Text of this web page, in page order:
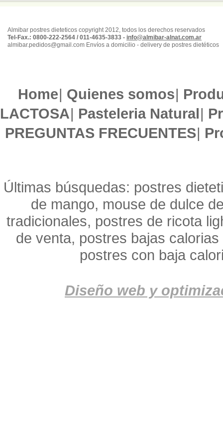
Almibar postres dieteticos copyright 2012, todos los derechos reservados
Tel-Fax.: 0800-222-2564 / 011-4635-3833 - info@almibar-alnat.com.ar
almibar.pedidos@gmail.com Envíos a domicilio - delivery de postres dietéticos
Home| Quienes somos|
LACTOSA| Pasteleria Natural|
PREGUNTAS FRECUENTES|
Últimas búsquedas: postres
de mango, mouse de dulce
tradicionales, postres de ricota
de venta, postres bajas
postres con baja
Diseño web y